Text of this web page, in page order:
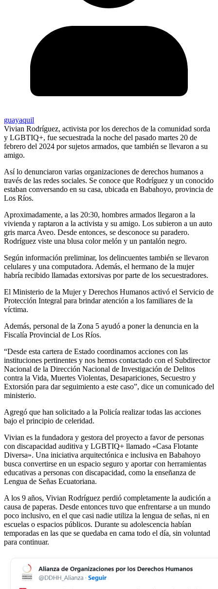
guayaquil
Vivian Rodríguez, activista por los derechos de la comunidad sorda
y LGBTIQ+, fue secuestrada la noche del pasado martes 20 de
febrero del 2024 por sujetos armados, que también se llevaron a su
amigo.
Así lo denunciaron varias organizaciones de derechos humanos a
través de las redes sociales. Se conoce que Rodríguez y un conocido
estaban conversando en su casa, ubicada en Babahoyo, provincia de
Los Ríos.
Aproximadamente, a las 20:30, hombres armados llegaron a la
vivienda y raptaron a la activista y su amigo. Los subieron a un auto
gris marca Aveo. Desde entonces, se desconoce su paradero.
Rodríguez viste una blusa color melón y un pantalón negro.
Según información preliminar, los delincuentes también se llevaron
celulares y una computadora. Además, el hermano de la mujer
habría recibido llamadas extorsivas por parte de los secuestradores.
El Ministerio de la Mujer y Derechos Humanos activó el Servicio de
Protección Integral para brindar atención a los familiares de la
víctima.
Además, personal de la Zona 5 ayudó a poner la denuncia en la
Fiscalía Provincial de Los Ríos.
“Desde esta cartera de Estado coordinamos acciones con las
instituciones pertinentes y nos hemos contactado con el Subdirector
Nacional de la Dirección Nacional de Investigación de Delitos
contra la Vida, Muertes Violentas, Desapariciones, Secuestro y
Extorsión para dar seguimiento a este caso”, dice un comunicado del
ministerio.
Agregó que han solicitado a la Policía realizar todas las acciones
bajo el principio de celeridad.
Vivian es la fundadora y gestora del proyecto a favor de personas
con discapacidad auditiva y LGBTIQ+ llamado «Casa Flotante
Diversa». Una iniciativa arquitectónica e inclusiva en Babahoyo
busca convertirse en un espacio seguro y aportar con herramientas
educativas a personas con discapacidad, como la enseñanza de
Lengua de Señas Ecuatoriana.
A los 9 años, Vivian Rodríguez perdió completamente la audición a
causa de paperas. Desde entonces tuvo que enfrentarse a un mundo
poco inclusivo, en el que casi nadie utiliza la lengua de señas, ni en
escuelas o espacios públicos. Durante su adolescencia habían
temporadas en las que se quedaba en cama todo el día, sin voluntad
para continuar.